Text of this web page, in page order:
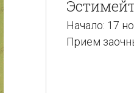
Начало: 17
Прием